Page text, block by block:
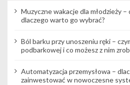
Muzyczne wakacje dla młodzieży
dlaczego warto go wybrać?
Ból barku przy unoszeniu ręki –
podbarkowej i co możesz z nim
Automatyzacja przemysłowa –
zainwestować w nowoczesne